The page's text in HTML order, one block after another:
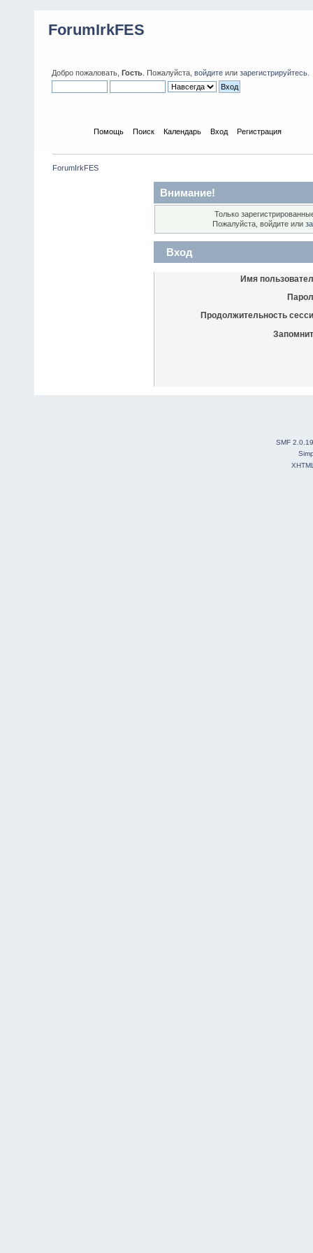
ForumIrkFES
Добро пожаловать, Гость . Пожалуйста, войдите или зарегистрируйтесь
Помощь Поиск Календарь Вход Регистрация
ForumIrkFES
Внимание!
Только
Пожалуйста, войдите или
Вход
Имя
Продолжительность
SMF 2.0.19